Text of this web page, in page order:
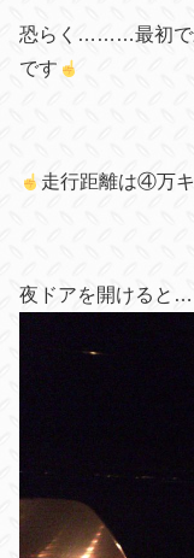
恐らく………最初で
です
走行距離は④万
夜ドアを開ける